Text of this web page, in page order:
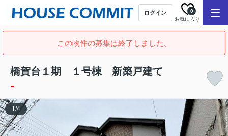
ログイン
お気に入り
0
この物件の募集は終了しました。
橋賀台１期 １号棟 新築戸建て
-
1/4